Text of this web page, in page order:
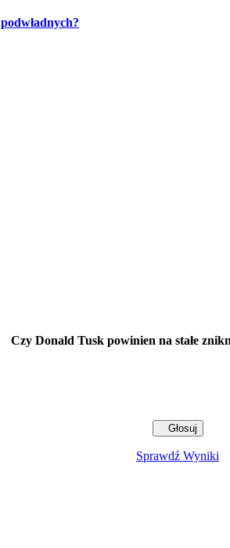
Czy Donald Tusk powinien na stałe
Sprawdź Wyniki